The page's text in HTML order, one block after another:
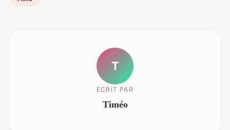
T
ECRIT PAR
Timéo